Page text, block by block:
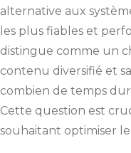
alternative aux
les plus fiables et
distingue comme un
contenu diversifié et
combien de temps
Cette question est
souhaitant optimiser